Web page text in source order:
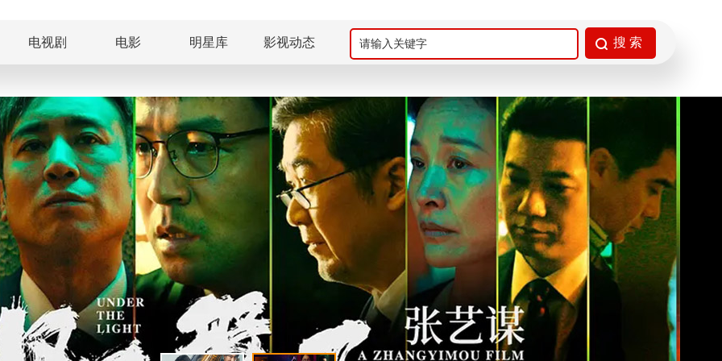
电视剧 电影 明星库 影视动态